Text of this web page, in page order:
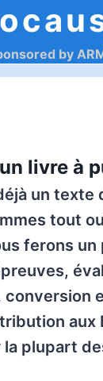
by
livre à
un
tout
ferons
conversion
aux
la plupart